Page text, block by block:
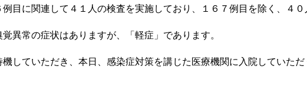
目に関連して４１人の検査を実施しており、１６７例目を除く、４０
異常の症状はありますが、「軽症」であります。
していただき、本日、感染症対策を講じた医療機関に入院していただ